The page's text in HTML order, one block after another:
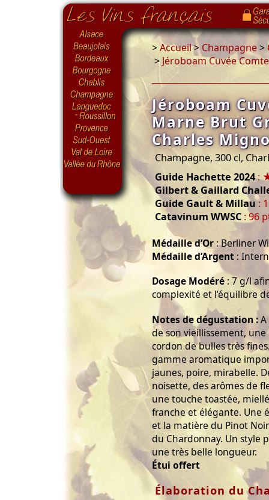
>Accueil>Champagne>
> Jéroboam Cuvée
Jéroboam
Marne Brut
Charles
Champagne, 300 cl,
Guide Hachette 2024:
Gilbert & Gaillard
Guide Gault & Millau:
Catavinum WWSC : 96
Médaille d’Or : Berliner
Médaille d’Argent :
Dosage Modéré : 7 g/l
complexité et l’équilibre
Notes de dégustation :
de son vieillissement,
cordon de bulles très
gamme aromatique
jaunes, poire, mirabelle.
noisette, des arômes de
une touche toastée,
franche et élégante. Une
et la matière du Pinot
du Chardonnay. Un style
une très belle longueur.
Étui offert
Élaboration du